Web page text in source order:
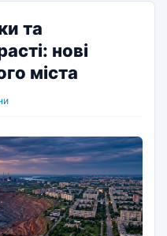
та
нові
міста